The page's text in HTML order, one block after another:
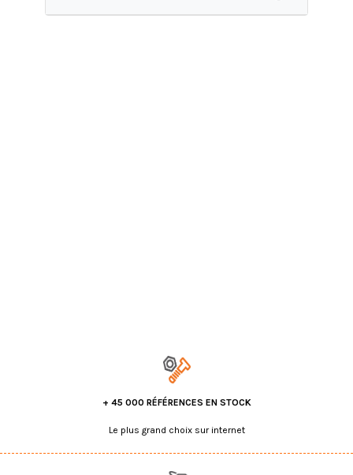
+ 45 000 RÉFÉRENCES EN STOCK
Le plus grand choix sur internet